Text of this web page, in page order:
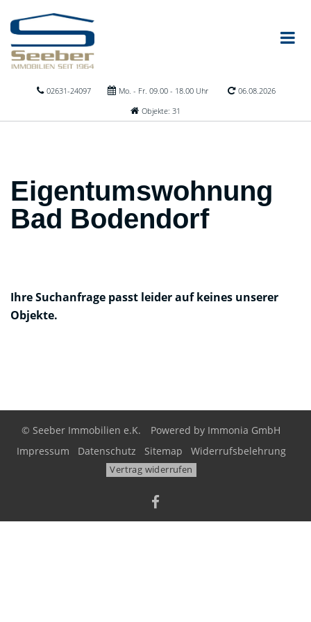
02631-24097 Mo. - Fr. 09.00 - 18.00 Uhr
06.08.2026
Objekte: 31
Eigentumswohnung
Bad Bodendorf
Ihre Suchanfrage passt leider auf keines unserer
Objekte.
© Seeber Immobilien e.K. Powered by Immonia GmbH
Impressum
Datenschutz Sitemap Widerrufsbelehrung
Vertrag widerrufen